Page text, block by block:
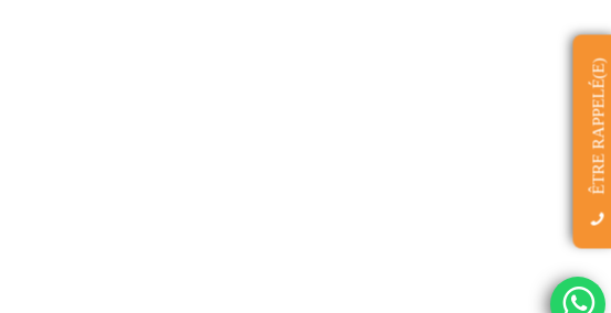
ÊTRE RAPPELÉ(E)